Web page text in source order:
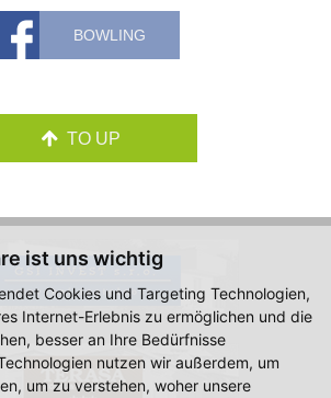
ist uns wichtig
Cookies und Targeting Technologien,
Internet-Erlebnis zu ermöglichen und die
besser an Ihre Bedürfnisse
nutzen wir außerdem, um
um zu verstehen, woher unsere
BOWLING
TO UP